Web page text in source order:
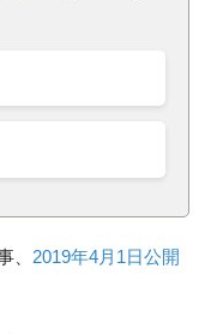
、 2019年4月1日公開